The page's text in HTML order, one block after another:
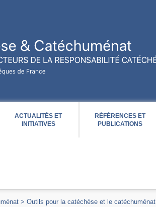
ACTUALITÉS ET
INITIATIVES
RÉFÉRENCES ET
PUBLICATIONS
> Outils pour la catéchèse et le catéchuménat